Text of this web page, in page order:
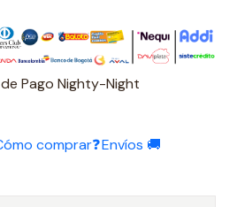
Pago Nighty-Night
comprar❓Envíos 🚚